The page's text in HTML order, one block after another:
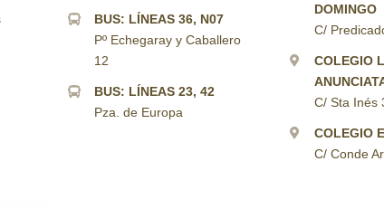
BUS: LÍNEAS 36, N07
Pº Echegaray y Caballero
12
BUS: LÍNEAS 23, 42
Pza. de Europa
DOMINGO
C/
COLEGIO
C/ Sta Inés
COLEGIO
C/ Conde